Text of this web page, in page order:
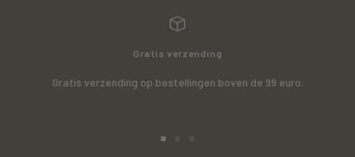
Gratis verzending
Gratis verzending op bestellingen boven de 99 euro.